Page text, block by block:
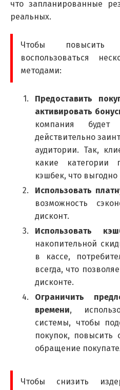
что запланированные
реальных.
Чтобы повысить
воспользоваться
методами:
Предоставить
активировать
компания
действительно
аудитории. Так,
какие категории
кэшбек, что
Использовать
возможность
дисконт.
Использовать
накопительной
в кассе,
всегда, что
дисконте.
Ограничить
времени,
системы, чтобы
покупок, повысить
обращение
Чтобы снизить